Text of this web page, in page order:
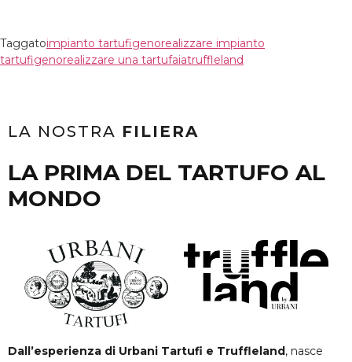
Taggatoimpianto tartufigenorealizzare impianto
tartufigenorealizzare una tartufaiatruffleland
LA NOSTRA FILIERA
LA PRIMA DEL TARTUFO AL
MONDO
Dall’esperienza di Urbani Tartufi e Truffleland, nasce